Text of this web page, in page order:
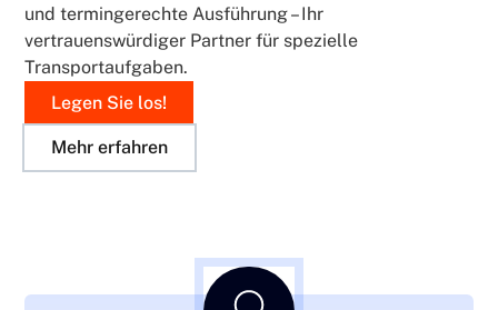
und termingerechte Ausführung – Ihr
vertrauenswürdiger Partner für spezielle
Transportaufgaben.
Legen Sie los!
Mehr erfahren